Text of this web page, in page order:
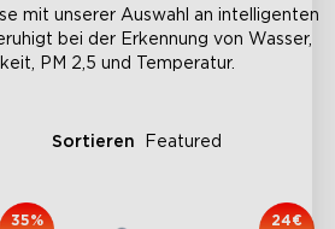
mit unserer Auswahl an intelligenten
bei der Erkennung von Wasser,
PM 2,5 und Temperatur.
Sortieren Featured
35%
24€